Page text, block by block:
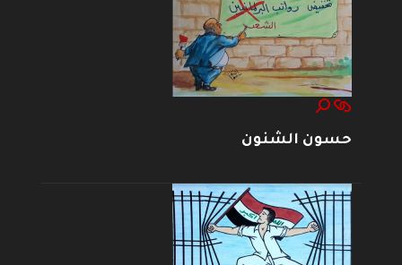
حسون الشنون